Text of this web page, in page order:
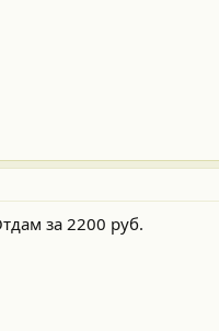
за 2200 руб.